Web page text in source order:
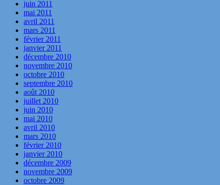
juin 2011
mai 2011
avril 2011
mars 2011
février 2011
janvier 2011
décembre 2010
novembre 2010
octobre 2010
septembre 2010
août 2010
juillet 2010
juin 2010
mai 2010
avril 2010
mars 2010
février 2010
janvier 2010
décembre 2009
novembre 2009
octobre 2009